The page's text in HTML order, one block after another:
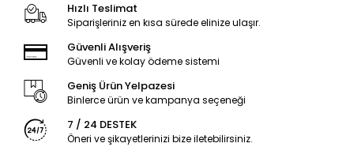
Hızlı Teslimat
Siparişleriniz en kısa sürede elinize ulaşır.
Güvenli Alışveriş
Güvenli ve kolay ödeme sistemi
Geniş Ürün Yelpazesi
Binlerce ürün ve kampanya seçeneği
7 / 24 DESTEK
Öneri ve şikayetlerinizi bize iletebilirsiniz.